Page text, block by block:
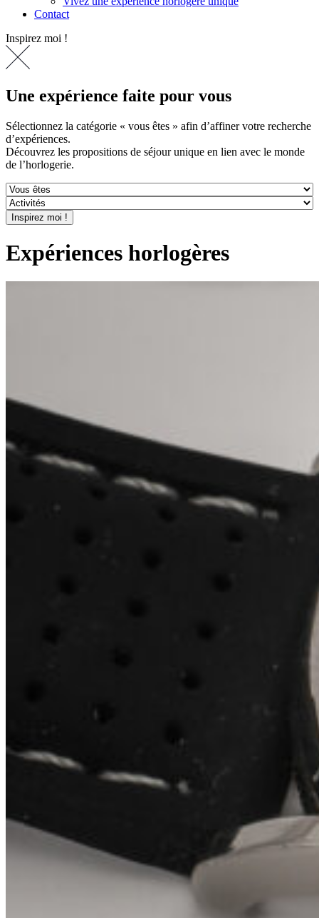
Contact
Inspirez moi !
Une expérience faite pour vous
Sélectionnez la catégorie « vous êtes » afin d’affiner votre recherche
d’expériences.
Découvrez les propositions de séjour unique en lien avec le monde
de l’horlogerie.
Expériences horlogères